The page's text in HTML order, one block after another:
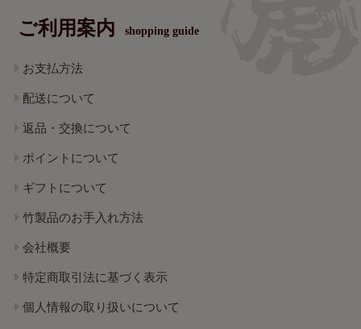
ご利用案内 shopping guide
お支払方法
配送について
返品・交換について
ポイントについて
ギフトについて
竹製品のお手入れ方法
会社概要
特定商取引法に基づく表示
個人情報の取り扱いについて